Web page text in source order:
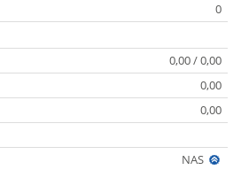
0
0,00 / 0,00
0,00
0,00
NAS